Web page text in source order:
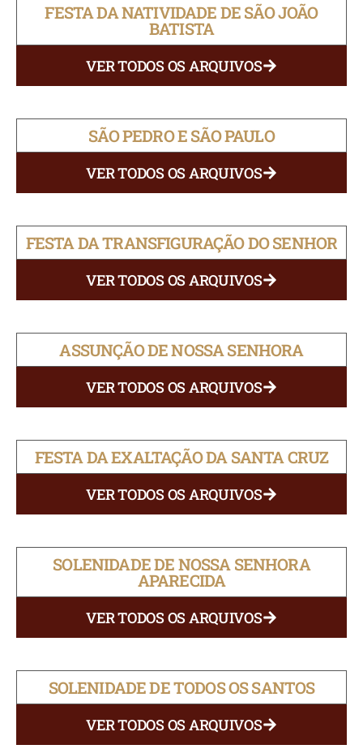
FESTA DA NATIVIDADE DE SÃO JOÃO
BATISTA
VER TODOS OS ARQUIVOS
SÃO PEDRO E SÃO PAULO
VER TODOS OS ARQUIVOS
FESTA DA TRANSFIGURAÇÃO DO SENHOR
VER TODOS OS ARQUIVOS
ASSUNÇÃO DE NOSSA SENHORA
VER TODOS OS ARQUIVOS
FESTA DA EXALTAÇÃO DA SANTA CRUZ
VER TODOS OS ARQUIVOS
SOLENIDADE DE NOSSA SENHORA
APARECIDA
VER TODOS OS ARQUIVOS
SOLENIDADE DE TODOS OS SANTOS
VER TODOS OS ARQUIVOS